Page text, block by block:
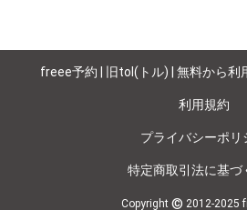
freee予約 | 旧tol(トル) | 無料から利
利用規約
プライバシーポリ
特定商取引法に基づ
Copyright © 2012-2025